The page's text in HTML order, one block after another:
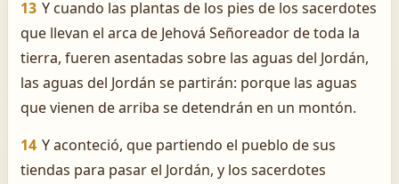
13 Y cuando las plantas de los pies de los sacerdotes
que llevan el arca de Jehová Señoreador de toda la
tierra, fueren asentadas sobre las aguas del Jordán,
las aguas del Jordán se partirán: porque las aguas
que vienen de arriba se detendrán en un montón.
14 Y aconteció, que partiendo el pueblo de sus
tiendas para pasar el Jordán, y los sacerdotes